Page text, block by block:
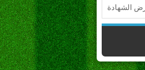
الشهادة